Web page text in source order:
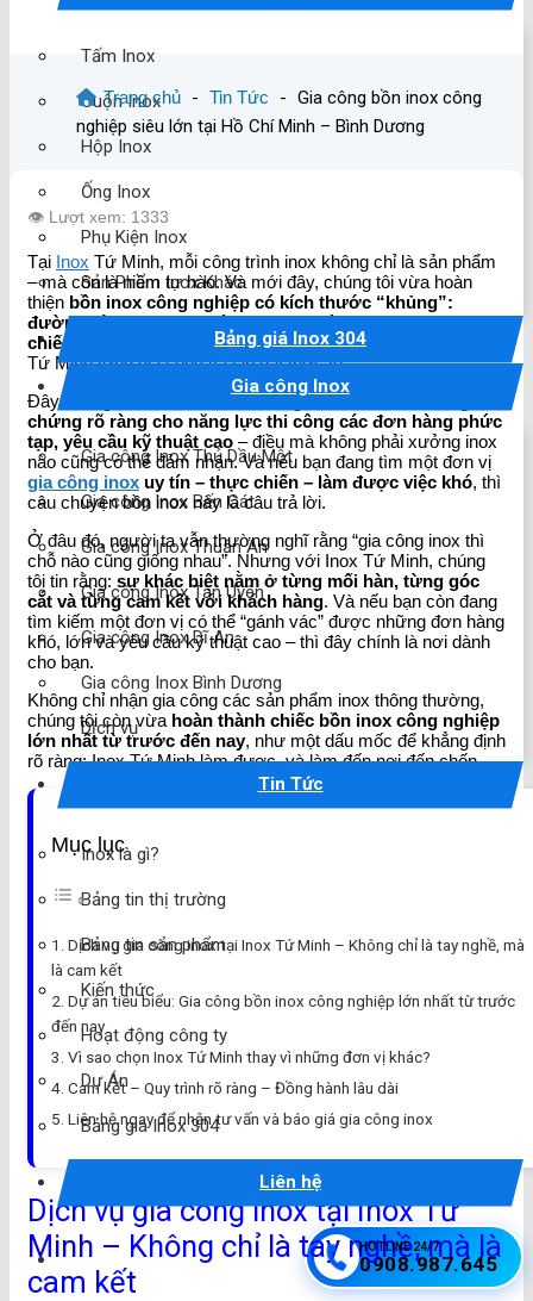
Tấm Inox
Cuộn Inox
Hộp Inox
Ống Inox
Phụ Kiện Inox
Sản Phẩm Inox Khác
Bảng giá Inox 304
Gia công Inox
Gia công Inox Thủ Dầu Một
Gia công Inox Bến Cát
Gia công Inox Thuận An
Gia công Inox Tân Uyên
Gia công Inox Dĩ An
Gia công Inox Bình Dương
Dịch vụ
Tin Tức
Inox là gì?
Bảng tin thị trường
Bảng tin sản phẩm
Kiến thức
Hoạt động công ty
Dự Án
Bảng giá Inox 304
Liên hệ
HOTLINE 24/7
0908.987.645
Trang chủ - Tin Tức - Gia công bồn inox công
nghiệp siêu lớn tại Hồ Chí Minh – Bình Dương
👁️ Lượt xem: 1333
Tại Inox Tứ Minh, mỗi công trình inox không chỉ là sản phẩm
– mà còn là niềm tự hào. Và mới đây, chúng tôi vừa hoàn
thiện bồn inox công nghiệp có kích thước “khủng”:
đường kính 3500mm, dài 8500mm, dày 8mm– đây là
chiếc bồn lớn nhất từ trước đến naymà đội ngũ kỹ thuật
Tứ Minh từng gia công và lắp đặt thực tế.
Đây không chỉ là một cột mốc đáng nhớ, mà còn là
chứng rõ ràng cho năng lực thi công các đơn hàng phức
tạp, yêu cầu kỹ thuật cao – điều mà không phải xưởng inox
nào cũng có thể đảm nhận. Và nếu bạn đang tìm một đơn vị
gia công inox uy tín – thực chiến – làm được việc khó, thì
câu chuyện bồn inox này là câu trả lời.
Ở đâu đó, người ta vẫn thường nghĩ rằng “gia công inox thì
chỗ nào cũng giống nhau”. Nhưng với Inox Tứ Minh, chúng
tôi tin rằng: sự khác biệt nằm ở từng mối hàn, từng góc
cắt và từng cam kết với khách hàng. Và nếu bạn còn đang
tìm kiếm một đơn vị có thể “gánh vác” được những đơn hàng
khó, lớn và yêu cầu kỹ thuật cao – thì đây chính là nơi dành
cho bạn.
Không chỉ nhận gia công các sản phẩm inox thông thường,
chúng tôi còn vừa hoàn thành chiếc bồn inox công nghiệp
lớn nhất từ trước đến nay, như một dấu mốc để khẳng định
rõ ràng: Inox Tứ Minh làm được, và làm đến nơi đến chốn.
Mục lục
Dịch vụ gia công inox tại Inox Tứ Minh – Không chỉ là tay nghề, mà
là cam kết
Dự án tiêu biểu: Gia công bồn inox công nghiệp lớn nhất từ trước
đến nay
Vì sao chọn Inox Tứ Minh thay vì những đơn vị khác?
Cam kết – Quy trình rõ ràng – Đồng hành lâu dài
Liên hệ ngay để nhận tư vấn và báo giá gia công inox
Dịch vụ gia công inox tại Inox Tứ
Minh – Không chỉ là tay nghề, mà là
cam kết